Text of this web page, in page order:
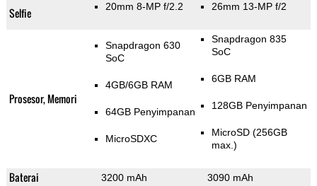
Selfie 20mm 8-MP f/2.2 26mm 13-MP f/2
Prosesor, Memori
Snapdragon 630
SoC
4GB/6GB RAM
64GB Penyimpanan
MicroSDXC
Snapdragon 835
SoC
6GB RAM
128GB Penyimpanan
MicroSD (256GB
max.)
Baterai 3200 mAh 3090 mAh